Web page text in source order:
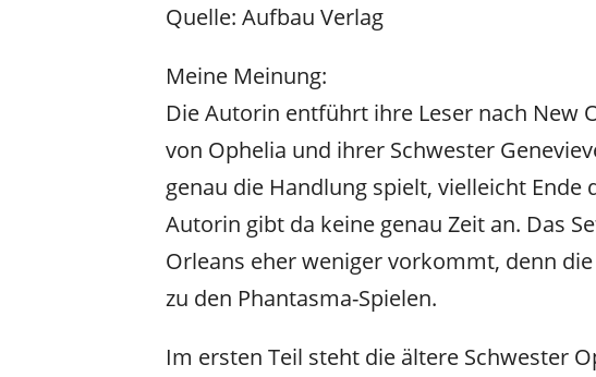
Quelle: Aufbau Verlag
Meine Meinung:
Die Autorin entführt ihre Leser nach New
von Ophelia und ihrer Schwester
genau die Handlung spielt, vielleicht Ende
Autorin gibt da keine genau Zeit an. Das
Orleans eher weniger vorkommt, denn
zu den Phantasma-Spielen.
Im ersten Teil steht die ältere Schwester